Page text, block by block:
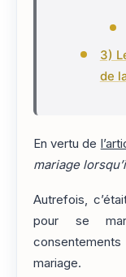
3)
de
En vertu de
mariage
Autrefois,
pour se
mariage.